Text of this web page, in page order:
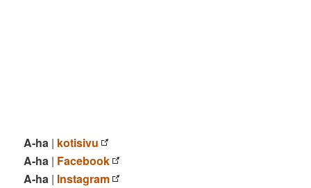
A-ha | kotisivu
A-ha | Facebook
A-ha | Instagram